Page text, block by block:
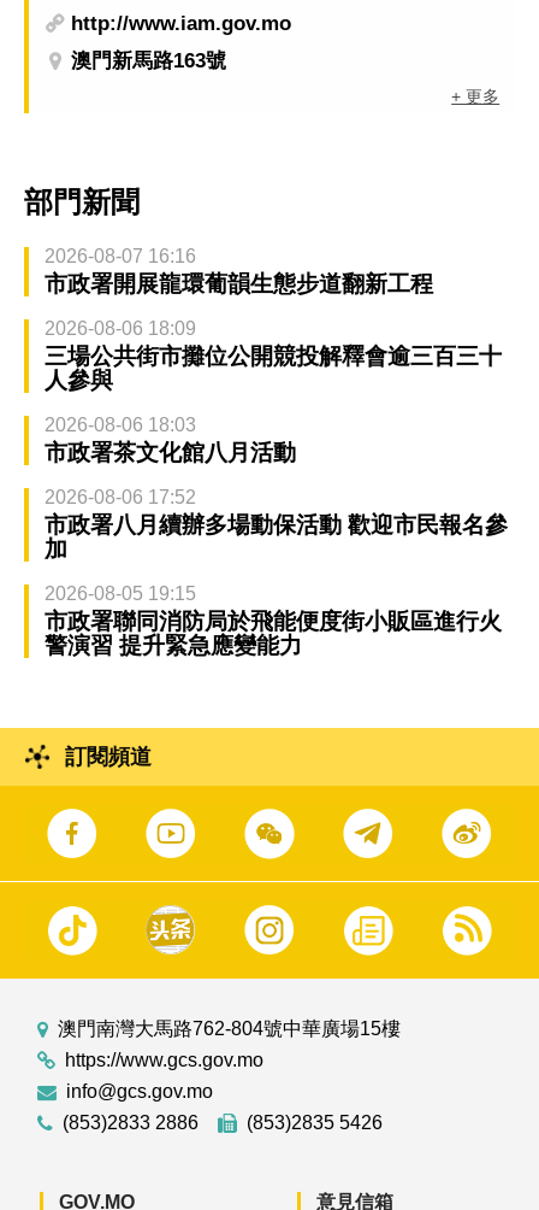
http://www.iam.gov.mo
澳門新馬路163號
+ 更多
部門新聞
2026-08-07 16:16
市政署開展龍環葡韻生態步道翻新工程
2026-08-06 18:09
三場公共街市攤位公開競投解釋會逾三百三十
人參與
2026-08-06 18:03
市政署茶文化館八月活動
2026-08-06 17:52
市政署八月續辦多場動保活動 歡迎市民報名參
加
2026-08-05 19:15
市政署聯同消防局於飛能便度街小販區進行火
警演習 提升緊急應變能力
訂閱頻道
澳門南灣大馬路762-804號中華廣場15樓
https://www.gcs.gov.mo
info@gcs.gov.mo
(853)2833 2886
(853)2835 5426
GOV.MO 意見信箱